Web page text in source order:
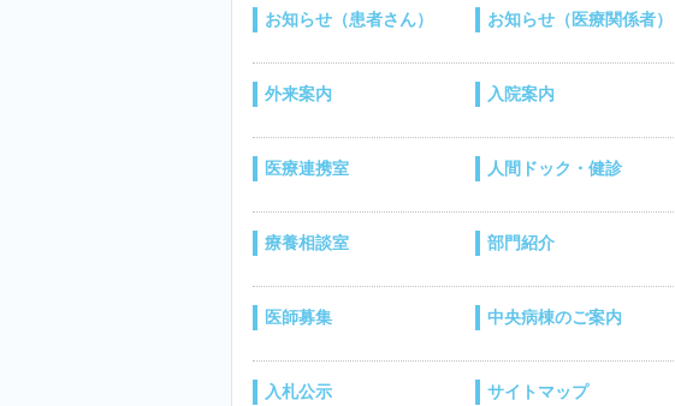
お知らせ（患者さん） お知らせ（医療関係者）
外来案内 入院案内
医療連携室 人間ドック・健診
療養相談室 部門紹介
医師募集 中央病棟のご案内
入札公示 サイトマップ